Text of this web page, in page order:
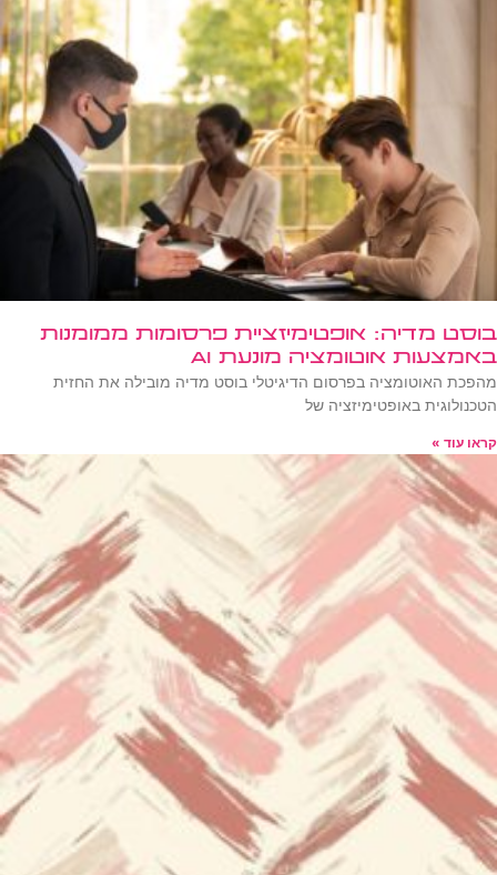
בוסט מדיה: אופטימיזציית פרסומות ממומנות
באמצעות אוטומציה מונעת AI
מהפכת האוטומציה בפרסום הדיגיטלי בוסט מדיה מובילה את החזית
הטכנולוגית באופטימיזציה של
קראו עוד »